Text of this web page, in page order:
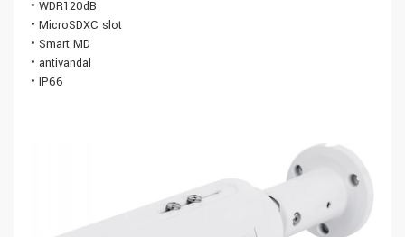
• WDR120dB
• MicroSDXC slot
• Smart MD
• antivandal
• IP66